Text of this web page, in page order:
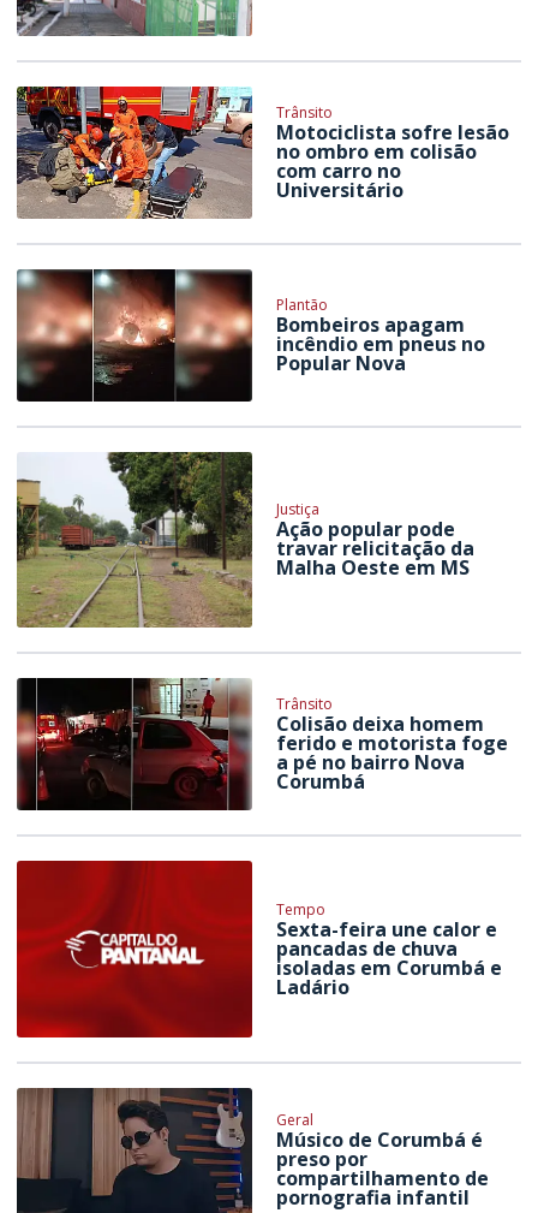
Trânsito
Motociclista sofre lesão
no ombro em colisão
com carro no
Universitário
Plantão
Bombeiros apagam
incêndio em pneus no
Popular Nova
Justiça
Ação popular pode
travar relicitação da
Malha Oeste em MS
Trânsito
Colisão deixa homem
ferido e motorista foge
a pé no bairro Nova
Corumbá
Tempo
Sexta-feira une calor e
pancadas de chuva
isoladas em Corumbá e
Ladário
Geral
Músico de Corumbá é
preso por
compartilhamento de
pornografia infantil